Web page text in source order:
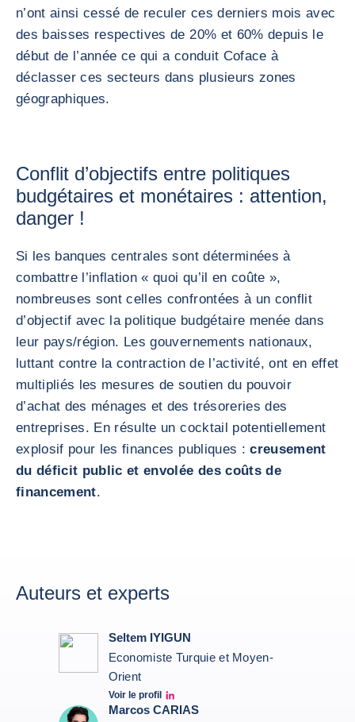
n’ont ainsi cessé de reculer ces derniers mois avec
des baisses respectives de 20% et 60% depuis le
début de l’année ce qui a conduit Coface à
déclasser ces secteurs dans plusieurs zones
géographiques.
Conflit d’objectifs entre politiques
budgétaires et monétaires : attention,
danger !
Si les banques centrales sont déterminées à
combattre l’inflation « quoi qu’il en coûte »,
nombreuses sont celles confrontées à un conflit
d’objectif avec la politique budgétaire menée dans
leur pays/région. Les gouvernements nationaux,
luttant contre la contraction de l’activité, ont en effet
multipliés les mesures de soutien du pouvoir
d’achat des ménages et des trésoreries des
entreprises. En résulte un cocktail potentiellement
explosif pour les finances publiques :creusement
du déficit public et envolée des coûts de
financement.
Auteurs et experts
Seltem IYIGUN
Economiste Turquie et Moyen-
Orient
Voir le profil
Seltem Linkedin
Marcos CARIAS